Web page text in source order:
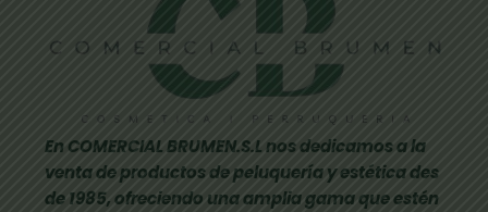
En COMERCIAL BRUMEN.S.L nos dedicamos a la
venta de productos de peluquería y estética des
de 1985, ofreciendo una amplia gama que estén